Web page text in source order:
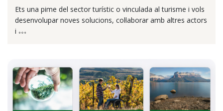
Ets una pime del sector turístic o vinculada al turisme i vols
desenvolupar noves solucions, col·laborar amb altres actors
i